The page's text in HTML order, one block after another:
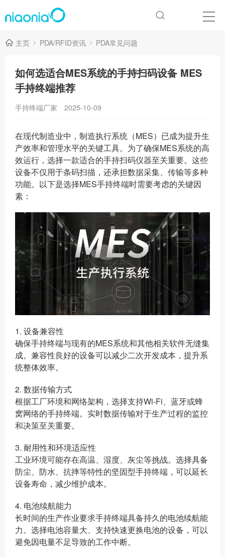
主页 PDA/RFID资讯 PDA常见问题
如何选适合MES系统的手持扫码设备 MES
手持终端推荐
手持终端厂家 2025-10-09
在现代制造业中，制造执行系统（MES）已成为提升生
产效率和管理水平的关键工具。为了确保MES系统的高
效运行，选择一款适合的手持扫码仪器至关重要。这些
设备不仅用于条码扫描，还承担数据采集、传输等多种
功能。以下是选择MES手持终端时需要考虑的关键因
素：
1. 设备兼容性
确保手持终端与现有的MES系统和其他相关软件无缝集
成。兼容性良好的设备可以减少二次开发成本，提升系
统整体效率。
2. 数据传输方式
根据工厂环境和网络架构，选择支持Wi-Fi、蓝牙或蜂
窝网络的手持终端。实时数据传输对于生产过程的监控
和决策至关重要。
3. 耐用性和环境适应性
工业环境可能存在高温、湿度、灰尘等挑战。选择具备
防尘、防水、抗摔等特性的坚固型手持终端，可以延长
设备寿命，减少维护成本。
4. 电池续航能力
长时间的生产作业要求手持终端具备持久的电池续航能
力。选择电池容量大、支持快速更换电池的设备，可以
避免因电量不足导致的工作中断。